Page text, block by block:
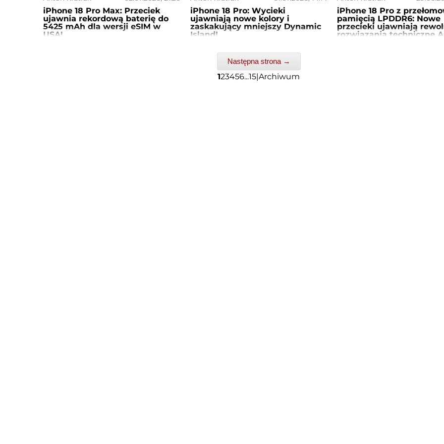
iPhone 18 Pro Max: Przeciek
ujawnia rekordową baterię do
5425 mAh dla wersji eSIM w
USA!
iPhone 18 Pro: Wycieki
ujawniają nowe kolory i
zaskakujący mniejszy Dynamic
Island!
iPhone 18 Pro z
pamięcią LPDDR6: Nowe
przecieki ujawniają
rozwiązania techniczne
Następna strona →
123456...15|Archiwum